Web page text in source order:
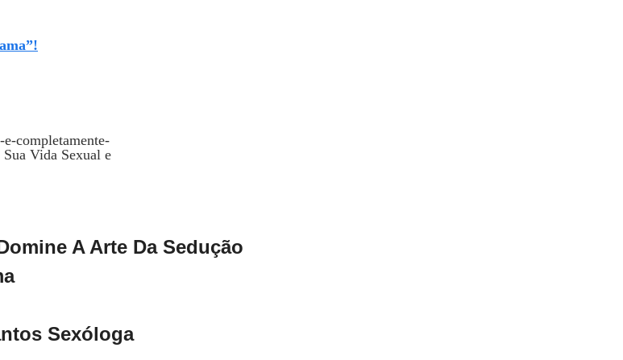
A Arte Da Sedução
Sexóloga